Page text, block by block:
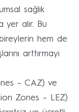
sağlık
yer alır. Bu
hem de
arttırmayı
– CAZ) ve
Zones – LEZ)